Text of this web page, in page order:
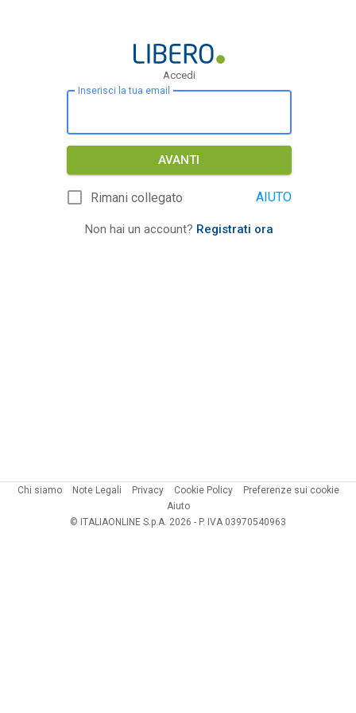
Accedi
Inserisci la tua email
AVANTI
Rimani collegato AIUTO
Non hai un account? Registrati ora
Chi siamo Note Legali Privacy Cookie Policy
Preferenze sui cookie
Aiuto
© ITALIAONLINE S.p.A. 2026 - P. IVA 03970540963